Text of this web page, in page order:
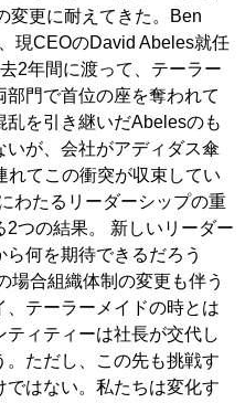
変更に耐えてきた。Ben
現CEOのDavid Abeles就任
2年間に渡って、テーラー
部門で首位の座を奪われて
を引き継いだAbelesのも
いが、会社がアディダス傘
てこの衝突が収束してい
わたるリーダーシップの重
つの結果。 新しいリーダー
何を期待できるだろう
場合組織体制の変更も伴う
テーラーメイドの時とは
ィティーは社長が交代し
ただし、この先も挑戦す
ではない。私たちは変化す